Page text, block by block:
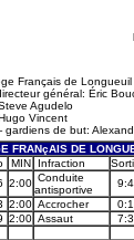
Français de Longueuil
général: Éric
Agudelo
Vincent
de but:
FRANçAIS DE
MIN Infraction
2:00 Conduite
antisportive
2:00 Accrocher
2:00 Assaut